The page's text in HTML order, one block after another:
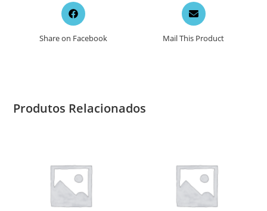
Opens
in
new
Share on Facebook
Opens
in
a
new
Mail This Product
Produtos Relacionados